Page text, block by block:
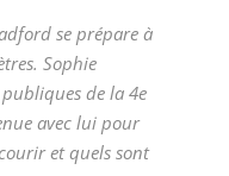
se prépare à
Sophie
de la 4e
avec lui pour
et quels sont